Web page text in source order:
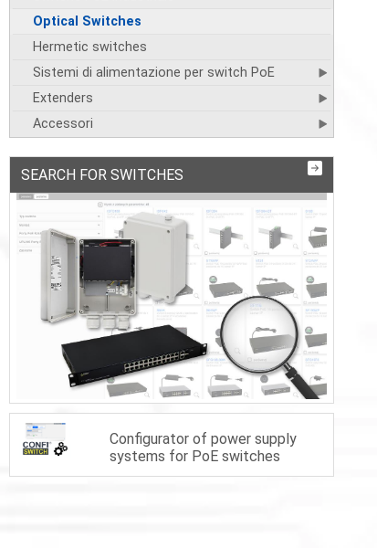
Optical Switches
Hermetic switches
Sistemi di alimentazione per switch PoE
Extenders
Accessori
SEARCH FOR SWITCHES
Configurator of power supply
systems for PoE switches